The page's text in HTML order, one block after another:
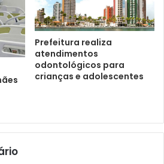
Prefeitura realiza
atendimentos
odontológicos para
crianças e adolescentes